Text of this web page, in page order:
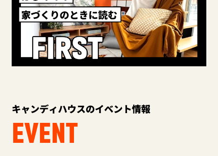
キャンディハウスのイベント情報
EVENT